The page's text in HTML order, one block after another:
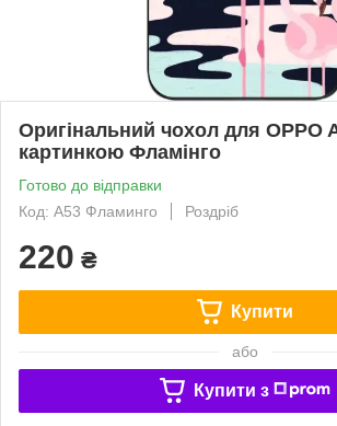
Оригінальний чохол для OPPO
картинкою Фламінго
Готово до відправки
Код: A53 Фламинго
Роздріб
220 ₴
Купити
або
Купити з